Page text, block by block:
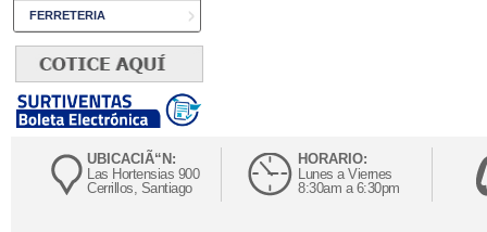
FERRETERIA
UBICACIÃ“N:
Las Hortensias 900
Cerrillos, Santiago
HORARIO:
Lunes a Viernes
8:30am a 6:30pm